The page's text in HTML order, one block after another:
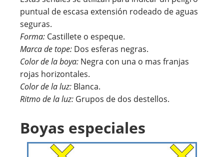
puntual de escasa extensión rodeado de aguas
seguras.
Forma: Castillete o espeque.
Marca de tope: Dos esferas negras.
Color de la boya: Negra con una o mas franjas
rojas horizontales.
Color de la luz: Blanca.
Ritmo de la luz: Grupos de dos destellos.
Boyas especiales